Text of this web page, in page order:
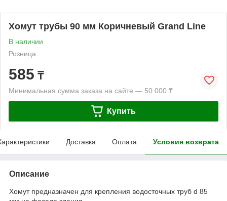
Хомут трубы 90 мм Коричневый Grand Line
В наличии
Розница
585 ₸
Минимальная сумма заказа на сайте — 50 000 ₸
Купить
Доставка Оплата Условия возврата
Описание
Хомут предназначен для крепления водосточных труб d 85